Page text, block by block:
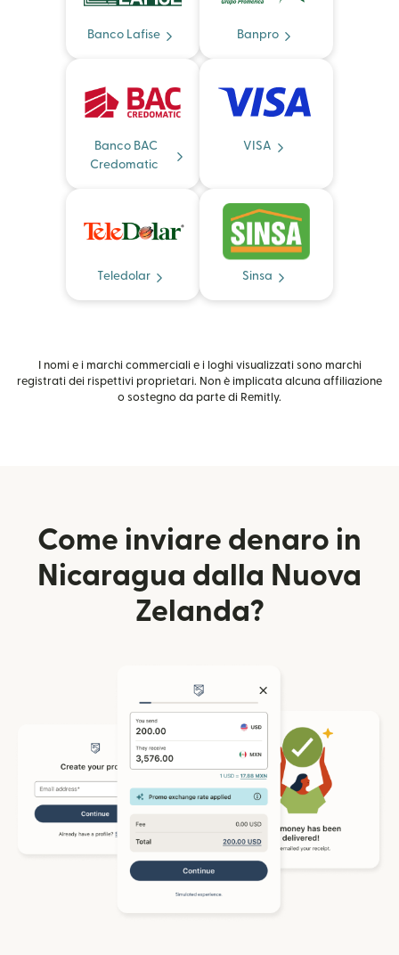
Banco Lafise Banpro
Banco BAC
Credomatic
VISA
Teledolar Sinsa
I nomi e i marchi commerciali e i loghi visualizzati sono marchi
registrati dei rispettivi proprietari. Non è implicata alcuna affiliazione
o sostegno da parte di Remitly.
Come inviare denaro in
Nicaragua dalla Nuova
Zelanda?